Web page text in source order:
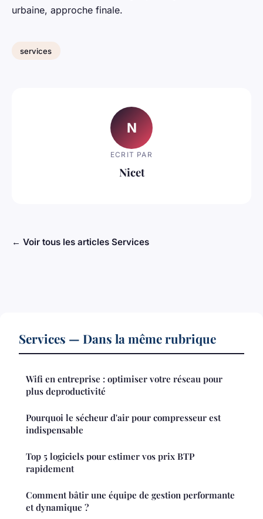
urbaine, approche finale.
services
N
ECRIT PAR
Nicet
← Voir tous les articles Services
Services — Dans la même rubrique
Wifi en entreprise : optimiser votre réseau pour
plus deproductivité
Pourquoi le sécheur d'air pour compresseur est
indispensable
Top 5 logiciels pour estimer vos prix BTP
rapidement
Comment bâtir une équipe de gestion performante
et dynamique ?